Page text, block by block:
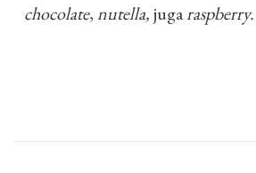
chocolate,nutella,jugaraspberry.